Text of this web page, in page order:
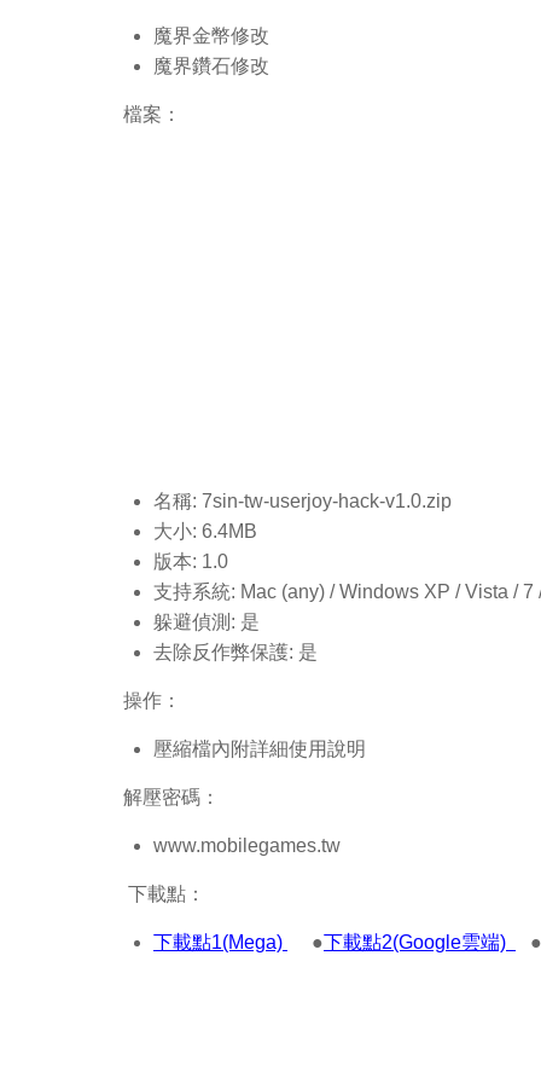
魔界金幣修改
魔界鑽石修改
檔案：
名稱: 7sin-tw-userjoy-hack-v1.0.zip
大小: 6.4MB
版本: 1.0
支持系統: Mac (any) / Windows XP / Vista / 7
躲避偵測: 是
去除反作弊保護: 是
操作：
壓縮檔內附詳細使用說明
解壓密碼：
www.mobilegames.tw
下載點：
下載點1(Mega) ●下載點2(Google雲端) ●